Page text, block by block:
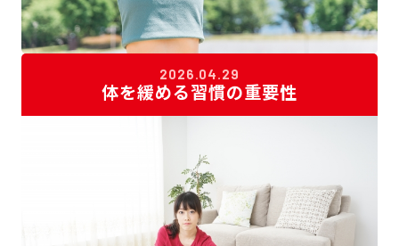
2026.04.29
体を緩める習慣の重要性